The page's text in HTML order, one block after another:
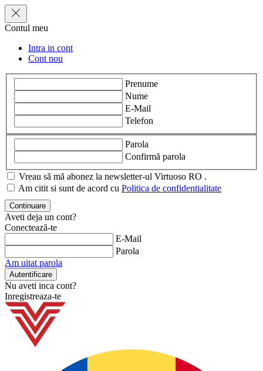
Contul meu
Intra in cont
Cont nou
Prenume
Nume
E-Mail
Telefon
Parola
Confirmă parola
Vreau să mă abonez la newsletter-ul Virtuoso RO .
Am citit si sunt de acord cu Politica de confidentialitate
Aveti deja un cont?
Conectează-te
E-Mail
Parola
Am uitat parola
Nu aveti inca cont?
Inregistreaza-te